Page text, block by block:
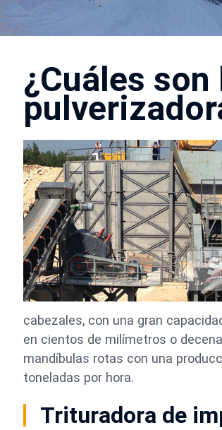
¿Cuáles
cabezales, con una gran
en cientos de milímetros o
mandíbulas rotas con una
toneladas por hora.
Trituradora de